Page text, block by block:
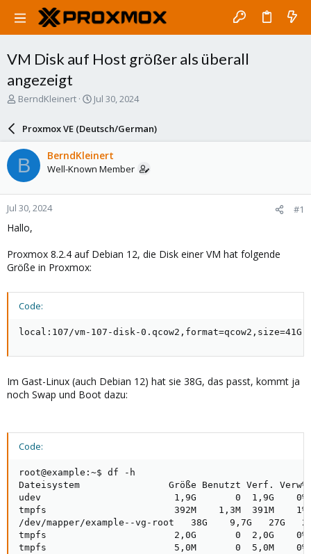
VM Disk auf Host größer als überall
angezeigt
T
a
d
s
t
a
r
t
e
BerndKleinert
S
a
r
d
a
e
Jul 30, 2024
Proxmox VE (Deutsch/German)
B BerndKleinert
Well-Known Member
Jul 30, 2024 #1
Hallo,
Proxmox 8.2.4 auf Debian 12, die Disk einer VM hat folgende
Größe in Proxmox:
Code:
local:107/vm-107-disk-0.qcow2,format=qcow2,size=41G
Im Gast-Linux (auch Debian 12) hat sie 38G, das passt, kommt ja
noch Swap und Boot dazu:
Code:
root@example:~$ df -h
Dateisystem                Größe Benutzt Verf. Verw%
udev                        1,9G       0  1,9G    0%
tmpfs                       392M    1,3M  391M    1%
/dev/mapper/example--vg-root   38G    9,7G   27G
tmpfs                       2,0G       0  2,0G    0% /
tmpfs                       5,0M       0  5,0M    0%